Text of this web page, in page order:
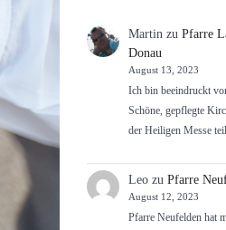
Martin zuPfarre
Donau
August 13, 2023
Ich bin beeindruckt
Schöne, gepflegte
der Heiligen Messe
Leo zuPfarre
August 12, 2023
Pfarre Neufelden hat